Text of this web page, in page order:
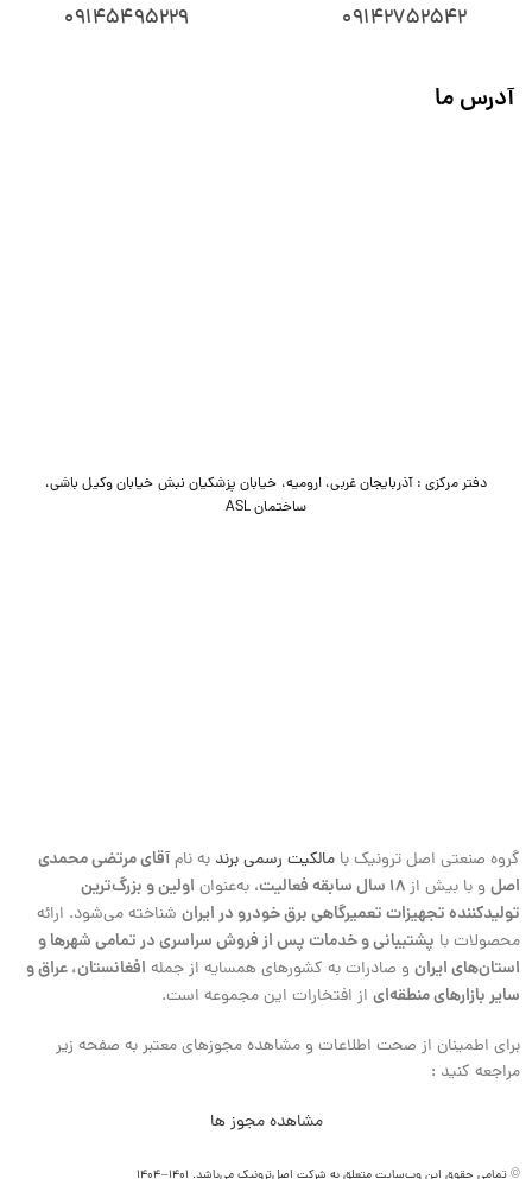
09142752542
09145495229
آدرس ما
دفتر مرکزی : آذربایجان غربی، ارومیه، خیابان پزشکیان نبش خیابان وکیل باشی،
ساختمان ASL
گروه صنعتی اصل ترونیک با مالکیت رسمی برند به نامآقای مرتضی محمدی
اصل و با بیش از۱۸ سال سابقه فعالیت ، به‌عنوان اولین و بزرگ‌ترین
تولیدکننده تجهیزات تعمیرگاهی برق خودرو در ایران شناخته می‌شود. ارائه
محصولات با پشتیبانی و خدمات پس از فروش سراسری در تمامی شهرها و
استان‌های ایران و صادرات به کشورهای همسایه از جمله افغانستان، عراق و
سایر بازارهای منطقه‌ای از افتخارات این مجموعه است.
برای اطمینان از صحت اطلاعات و مشاهده مجوزهای معتبر به صفحه زیر
مراجعه کنید :
مشاهده مجوز ها